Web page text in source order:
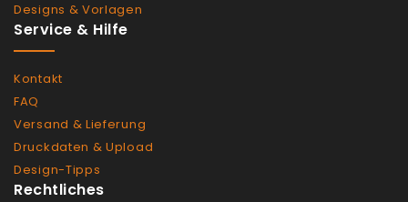
Designs & Vorlagen
Service & Hilfe
Kontakt
FAQ
Versand & Lieferung
Druckdaten & Upload
Design-Tipps
Rechtliches